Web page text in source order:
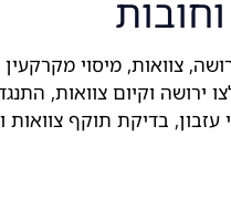
צוואות, מיסוי
וקיום צוואות,
עזבון, בדיקת תוקף צוואות